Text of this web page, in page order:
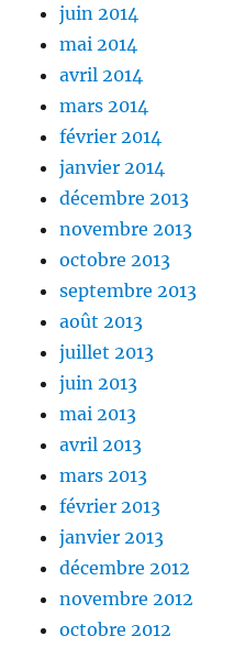
juin 2014
mai 2014
avril 2014
mars 2014
février 2014
janvier 2014
décembre 2013
novembre 2013
octobre 2013
septembre 2013
août 2013
juillet 2013
juin 2013
mai 2013
avril 2013
mars 2013
février 2013
janvier 2013
décembre 2012
novembre 2012
octobre 2012